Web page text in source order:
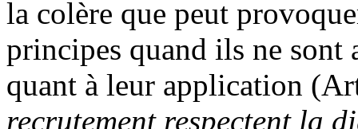
la colère que peut
principes quand ils ne sont
quant à leur application
recrutement respectent la